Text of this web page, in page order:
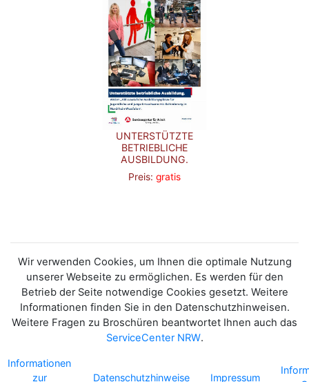
UNTERSTÜTZTE
BETRIEBLICHE
AUSBILDUNG.
Preis: gratis
Wir verwenden Cookies, um Ihnen die optimale Nutzung
unserer Webseite zu ermöglichen. Es werden für den
Betrieb der Seite notwendige Cookies gesetzt. Weitere
Informationen finden Sie in den Datenschutzhinweisen.
Weitere Fragen zu Broschüren beantwortet Ihnen auch das
ServiceCenter NRW.
Informationen
zur
Datenschutzhinweise Impressum